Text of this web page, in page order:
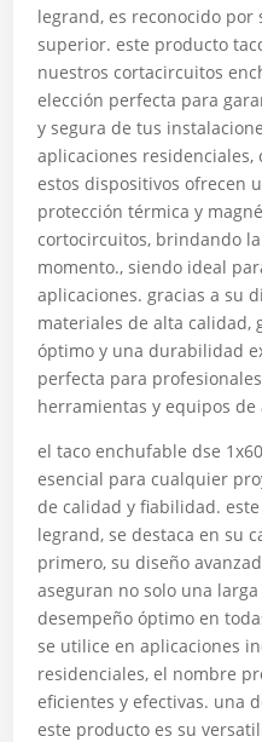
legrand, es reconocido
superior. este producto
nuestros cortacircuitos
elección perfecta para
y segura de tus
aplicaciones
estos dispositivos ofrecen
protección térmica y
cortocircuitos, brindando
momento., siendo ideal
aplicaciones. gracias a su
materiales de alta
óptimo y una durabilidad
perfecta para
herramientas y equipos de
el taco enchufable dse
esencial para cualquier
de calidad y fiabilidad.
legrand, se destaca en su
primero, su diseño
aseguran no solo una
desempeño óptimo en
se utilice en aplicaciones
residenciales, el nombre
eficientes y efectivas. una
este producto es su